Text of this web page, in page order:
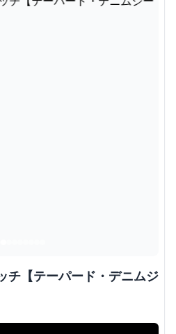
【テーパード・デニムジ